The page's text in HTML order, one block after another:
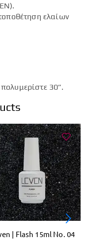
ελαίων
30”.
| Flash 15ml No. 04